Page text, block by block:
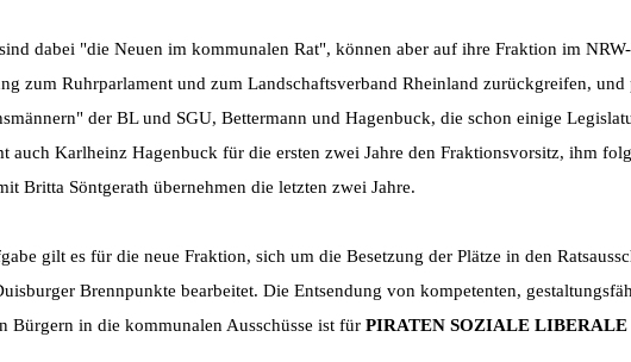
dabei "die Neuen im kommunalen Rat", können aber auf ihre Fraktion im
zum Ruhrparlament und zum Landschaftsverband Rheinland zurückgreifen,
der BL und SGU, Bettermann und Hagenbuck, die schon einige
auch Karlheinz Hagenbuck für die ersten zwei Jahre den Fraktionsvorsitz, ihm
Britta Söntgerath übernehmen die letzten zwei Jahre.
gilt es für die neue Fraktion, sich um die Besetzung der Plätze in den
Brennpunkte bearbeitet. Die Entsendung von kompetenten,
Bürgern in die kommunalen Ausschüsse ist für PIRATEN SOZIALE LIBERALE